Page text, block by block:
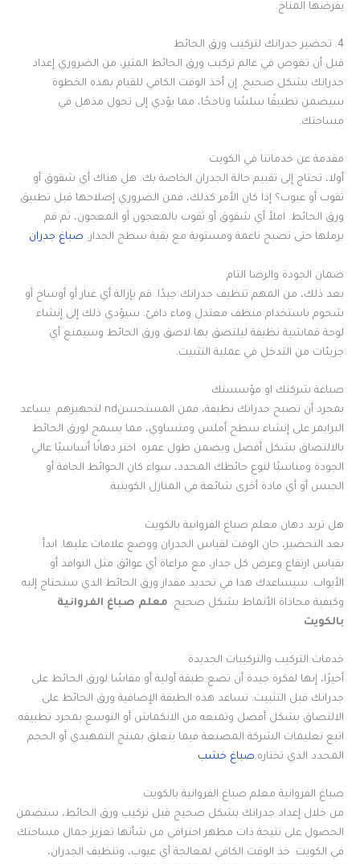
يفرضها المناخ.
4. تحضير جدرانك لتركيب ورق الحائط
قبل أن تغوص في عالم تركيب ورق الحائط المثير، من الضروري إعداد
جدرانك بشكل صحيح. إن أخذ الوقت الكافي للقيام بهذه الخطوة
سيضمن تطبيقًا سلسًا وناجحًا، مما يؤدي إلى تحول مذهل في
مساحتك.
مقدمة عن خدماتنا في الكويت
أولا، تحتاج إلى تقييم حالة الجدران الخاصة بك. هل هناك أي شقوق أو
ثقوب أو عيوب؟ إذا كان الأمر كذلك، فمن الضروري إصلاحها قبل تطبيق
ورق الحائط. املأ أي شقوق أو ثقوب بالمعجون أو المعجون، ثم قم
برملها حتى تصبح ناعمة ومستوية مع بقية سطح الجدار. صباغ جدران
ضمان الجودة والرضا التام
بعد ذلك، من المهم تنظيف جدرانك جيدًا. قم بإزالة أي غبار أو أوساخ أو
شحوم باستخدام منظف معتدل وماء دافئ. سيؤدي ذلك إلى إنشاء
لوحة قماشية نظيفة ليلتصق بها لاصق ورق الحائط وسيمنع أي
جزيئات من التدخل في عملية التثبيت.
صباغة شركتك او مؤسستك
بمجرد أن تصبح جدرانك نظيفة، فمن المستحسنnd لتجهيزهم. يساعد
البرايمر على إنشاء سطح أملس ومتساوي، مما يسمح لورق الحائط
بالالتصاق بشكل أفضل ويضمن طول عمره. اختر دهانًا أساسيًا عالي
الجودة ومناسبًا لنوع حائطك المحدد، سواء كان الحوائط الجافة أو
الجبس أو أي مادة أخرى شائعة في المنازل الكويتية.
هل تريد دهان معلم صباغ الفروانية بالكويت
بعد التحضير، حان الوقت لقياس الجدران ووضع علامات عليها. ابدأ
بقياس ارتفاع وعرض كل جدار، مع مراعاة أي عوائق مثل النوافذ أو
الأبواب. سيساعدك هذا في تحديد مقدار ورق الحائط الذي ستحتاج إليه
وكيفية محاذاة الأنماط بشكل صحيح. معلم صباغ الفروانية
بالكويت
خدمات التركيب والتركيبات الجديدة
أخيرًا، إنها لفكرة جيدة أن تضع طبقة أولية أو مقاسًا لورق الحائط على
جدرانك قبل التثبيت. تساعد هذه الطبقة الإضافية ورق الحائط على
الالتصاق بشكل أفضل وتمنعه ​​من الانكماش أو التوسع بمجرد تطبيقه.
اتبع تعليمات الشركة المصنعة فيما يتعلق بمنتج التمهيدي أو الحجم
المحدد الذي تختاره.صباغ خشب
صباغ الفروانية معلم صباغ الفروانية بالكويت
من خلال إعداد جدرانك بشكل صحيح قبل تركيب ورق الحائط، ستضمن
الحصول على نتيجة ذات مظهر احترافي من شأنها تعزيز جمال مساحتك
في الكويت. خذ الوقت الكافي لمعالجة أي عيوب، وتنظيف الجدران،